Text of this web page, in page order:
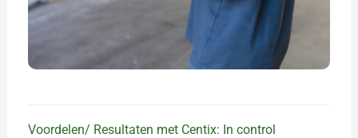
Voordelen/ Resultaten met Centix: In control